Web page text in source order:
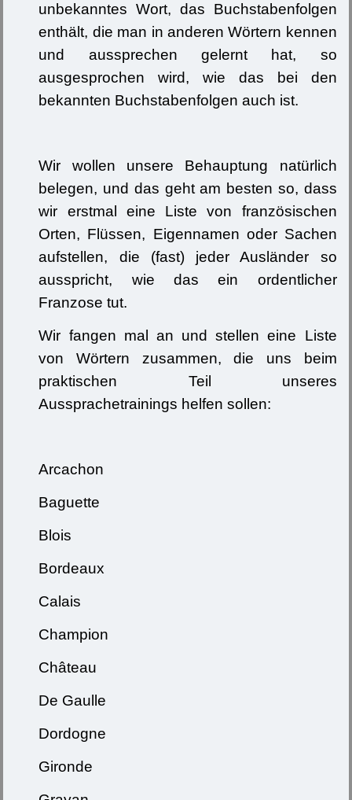
unbekanntes Wort, das Buchstabenfolgen
enthält, die man in anderen Wörtern kennen
und aussprechen gelernt hat, so
ausgesprochen wird, wie das bei den
bekannten Buchstabenfolgen auch ist.
Wir wollen unsere Behauptung natürlich
belegen, und das geht am besten so, dass
wir erstmal eine Liste von französischen
Orten, Flüssen, Eigennamen oder Sachen
aufstellen, die (fast) jeder Ausländer so
ausspricht, wie das ein ordentlicher
Franzose tut.
Wir fangen mal an und stellen eine Liste
von Wörtern zusammen, die uns beim
praktischen Teil unseres
Aussprachetrainings helfen sollen:
Arcachon
Baguette
Blois
Bordeaux
Calais
Champion
Château
De Gaulle
Dordogne
Gironde